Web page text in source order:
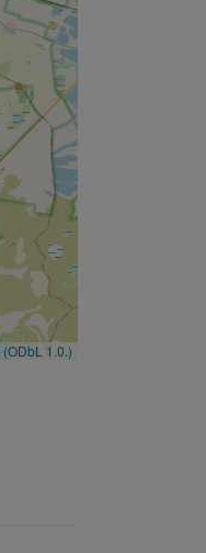
(ODbL 1.0.)